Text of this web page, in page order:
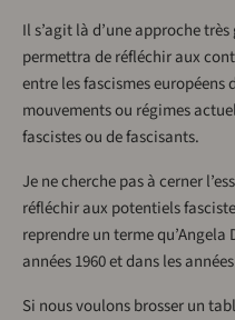
Il s’agit là d’une approche
permettra de réfléchir aux
entre les fascismes européens
mouvements ou régimes
fascistes ou de fascisants.
Je ne cherche pas à cerner
réfléchir aux potentiels
reprendre un terme qu’Angela
années 1960 et dans les
Si nous voulons brosser un